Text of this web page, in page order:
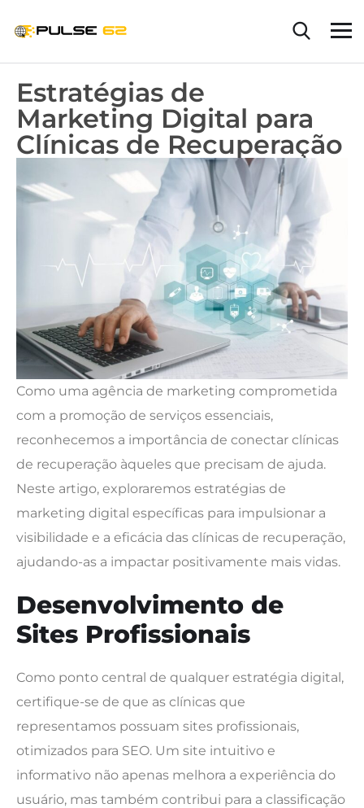
Estratégias de
Marketing Digital para
Clínicas de Recuperação
Como uma agência de marketing comprometida
com a promoção de serviços essenciais,
reconhecemos a importância de conectar clínicas
de recuperação àqueles que precisam de ajuda.
Neste artigo, exploraremos estratégias de
marketing digital específicas para impulsionar a
visibilidade e a eficácia das clínicas de recuperação,
ajudando-as a impactar positivamente mais vidas.
Desenvolvimento de
Sites Profissionais
Como ponto central de qualquer estratégia digital,
certifique-se de que as clínicas que
representamos possuam sites profissionais,
otimizados para SEO. Um site intuitivo e
informativo não apenas melhora a experiência do
usuário, mas também contribui para a classificação